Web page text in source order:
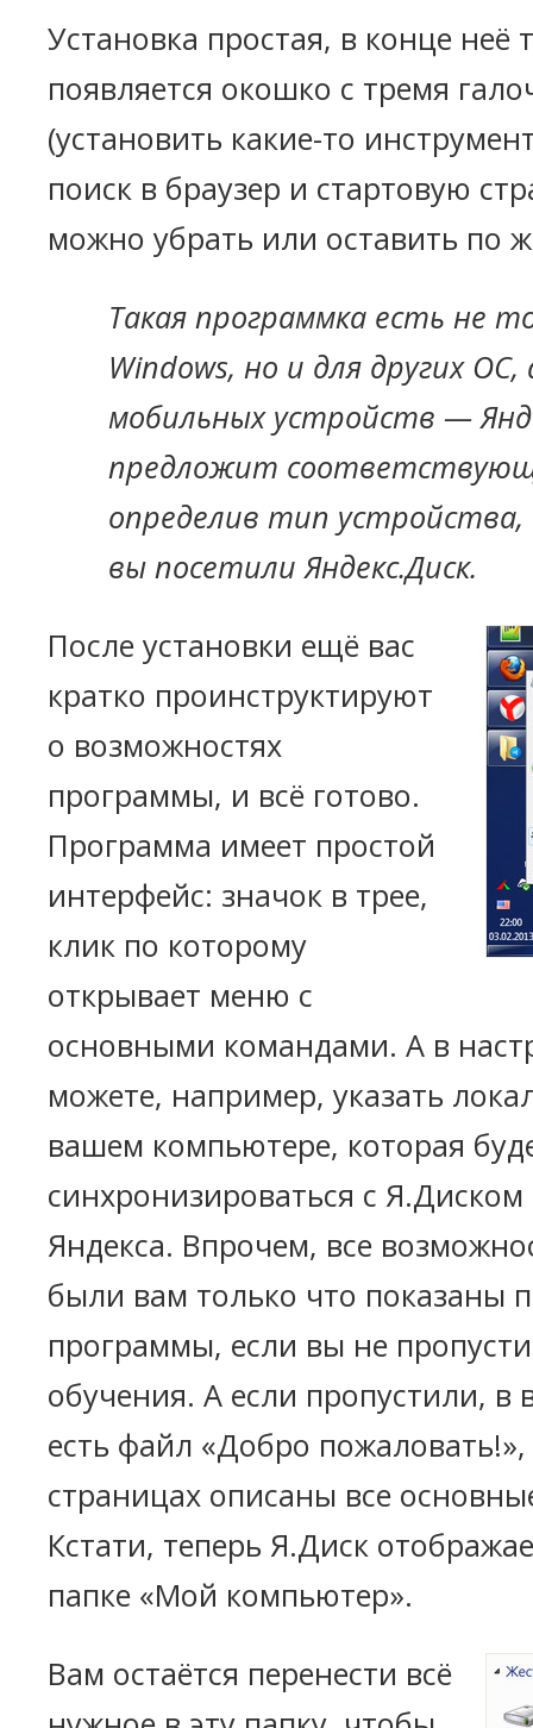
Установка простая, в конце неё
появляется окошко с тремя
(установить какие-то
поиск в браузер и стартовую
можно убрать или оставить по
Такая программка есть не
Windows, но и для других
мобильных устройств —
предложит
определив тип устройства,
вы посетили Яндекс.Диск.
После установки ещё вас
кратко проинструктируют
о возможностях
программы, и всё готово.
Программа имеет простой
интерфейс: значок в трее,
клик по которому
открывает меню с
основными командами. А в
можете, например, указать
вашем компьютере, которая
синхронизироваться с Я.Диском
Яндекса. Впрочем, все
были вам только что показаны
программы, если вы не
обучения. А если пропустили, в
есть файл «Добро пожаловать!»,
страницах описаны все
Кстати, теперь Я.Диск
папке «Мой компьютер».
Вам остаётся перенести всё